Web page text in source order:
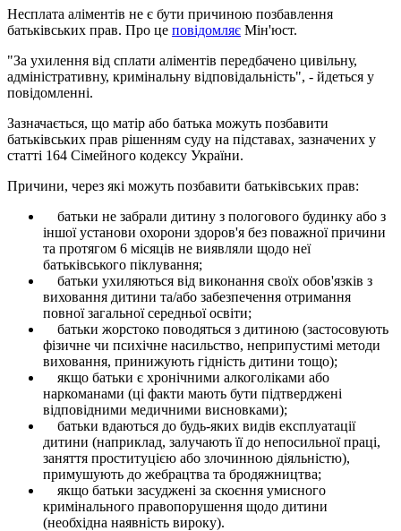
Несплата аліментів не є бути причиною позбавлення
батьківських прав. Про це повідомляє Мін'юст.
"За ухилення від сплати аліментів передбачено цивільну,
адміністративну, кримінальну відповідальність", - йдеться у
повідомленні.
Зазначається, що матір або батька можуть позбавити
батьківських прав рішенням суду на підставах, зазначених у
статті 164 Сімейного кодексу України.
Причини, через які можуть позбавити батьківських прав:
батьки не забрали дитину з пологового будинку або з
іншої установи охорони здоров'я без поважної причини
та протягом 6 місяців не виявляли щодо неї
батьківського піклування;
батьки ухиляються від виконання своїх обов'язків з
виховання дитини та/або забезпечення отримання
повної загальної середньої освіти;
батьки жорстоко поводяться з дитиною (застосовують
фізичне чи психічне насильство, неприпустимі методи
виховання, принижують гідність дитини тощо);
якщо батьки є хронічними алкоголіками або
наркоманами (ці факти мають бути підтверджені
відповідними медичними висновками);
батьки вдаються до будь-яких видів експлуатації
дитини (наприклад, залучають її до непосильної праці,
заняття проституцією або злочинною діяльністю),
примушують до жебрацтва та бродяжництва;
якщо батьки засуджені за скоєння умисного
кримінального правопорушення щодо дитини
(необхідна наявність вироку).